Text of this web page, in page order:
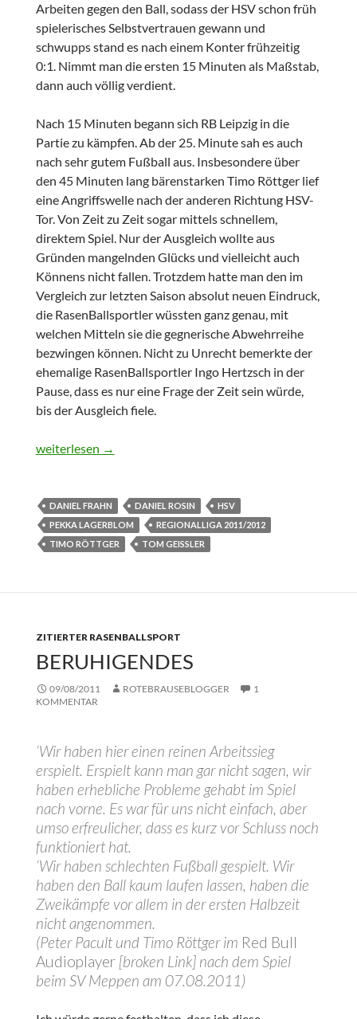
Arbeiten gegen den Ball, sodass der HSV schon früh
spielerisches Selbstvertrauen gewann und
schwupps stand es nach einem Konter frühzeitig
0:1. Nimmt man die ersten 15 Minuten als Maßstab,
dann auch völlig verdient.
Nach 15 Minuten begann sich RB Leipzig in die
Partie zu kämpfen. Ab der 25. Minute sah es auch
nach sehr gutem Fußball aus. Insbesondere über
den 45 Minuten lang bärenstarken Timo Röttger lief
eine Angriffswelle nach der anderen Richtung HSV-
Tor. Von Zeit zu Zeit sogar mittels schnellem,
direktem Spiel. Nur der Ausgleich wollte aus
Gründen mangelnden Glücks und vielleicht auch
Könnens nicht fallen. Trotzdem hatte man den im
Vergleich zur letzten Saison absolut neuen Eindruck,
die RasenBallsportler wüssten ganz genau, mit
welchen Mitteln sie die gegnerische Abwehrreihe
bezwingen können. Nicht zu Unrecht bemerkte der
ehemalige RasenBallsportler Ingo Hertzsch in der
Pause, dass es nur eine Frage der Zeit sein würde,
bis der Ausgleich fiele.
Regionalliga: RB Leipzig vs. Hamburger SV II 1:2
weiterlesen →
DANIEL FRAHN DANIEL ROSIN
HSV
PEKKA LAGERBLOM
REGIONALLIGA 2011/2012
TIMO RÖTTGER
TOM GEISSLER
ZITIERTER RASENBALLSPORT
BERUHIGENDES
09/08/2011 ROTEBRAUSEBLOGGER
1
KOMMENTAR
‘Wir haben hier einen reinen Arbeitssieg
erspielt. Erspielt kann man gar nicht sagen, wir
haben erhebliche Probleme gehabt im Spiel
nach vorne. Es war für uns nicht einfach, aber
umso erfreulicher, dass es kurz vor Schluss noch
funktioniert hat.
‘Wir haben schlechten Fußball gespielt. Wir
haben den Ball kaum laufen lassen, haben die
Zweikämpfe vor allem in der ersten Halbzeit
nicht angenommen.
(Peter Pacult und Timo Röttger im Red Bull
Audioplayer[broken Link] nach dem Spiel
beim SV Meppen am 07.08.2011)